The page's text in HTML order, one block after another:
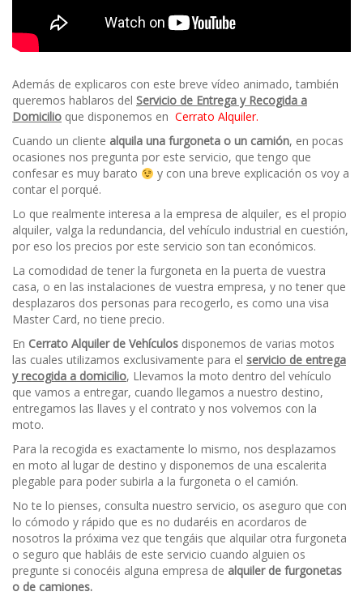
Además de explicaros con este breve vídeo animado, también
queremos hablaros del Servicio de Entrega y Recogida a
Domicilio que disponemos en Cerrato Alquiler.
Cuando un cliente alquila una furgoneta o un camión, en pocas
ocasiones nos pregunta por este servicio, que tengo que
confesar es muy barato
y con una breve explicación os voy a
contar el porqué.
Lo que realmente interesa a la empresa de alquiler, es el propio
alquiler, valga la redundancia, del vehículo industrial en cuestión,
por eso los precios por este servicio son tan económicos.
La comodidad de tener la furgoneta en la puerta de vuestra
casa, o en las instalaciones de vuestra empresa, y no tener que
desplazaros dos personas para recogerlo, es como una visa
Master Card, no tiene precio.
En Cerrato Alquiler de Vehículos disponemos de varias motos
las cuales utilizamos exclusivamente para el servicio de entrega
y recogida a domicilio, Llevamos la moto dentro del vehículo
que vamos a entregar, cuando llegamos a nuestro destino,
entregamos las llaves y el contrato y nos volvemos con la
moto.
Para la recogida es exactamente lo mismo, nos desplazamos
en moto al lugar de destino y disponemos de una escalerita
plegable para poder subirla a la furgoneta o el camión.
No te lo pienses, consulta nuestro servicio, os aseguro que con
lo cómodo y rápido que es no dudaréis en acordaros de
nosotros la próxima vez que tengáis que alquilar otra furgoneta
o seguro que habláis de este servicio cuando alguien os
pregunte si conocéis alguna empresa de alquiler de furgonetas
o de camiones.